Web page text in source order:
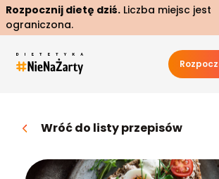
Rozpocznij dietę dziś. Liczba miejsc jest
ograniczona.
Wróć do listy przepisów